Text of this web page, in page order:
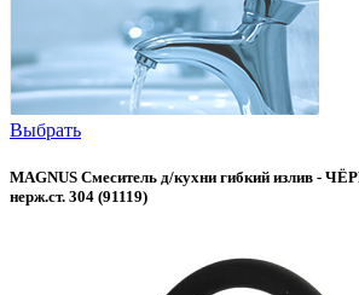
Выбрать
MAGNUS Смеситель д/кухни гибкий излив -
нерж.ст. 304 (91119)